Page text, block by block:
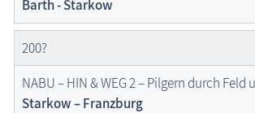
Barth - Starkow
200?
NABU – HIN & WEG 2 – Pilgern durch Feld
Starkow – Franzburg